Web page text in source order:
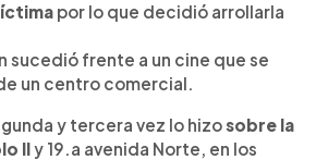
por lo que decidió arrollarla
sucedió frente a un cine que se
un centro comercial.
y tercera vez lo hizosobre la
IIy 19.a avenida Norte, en los